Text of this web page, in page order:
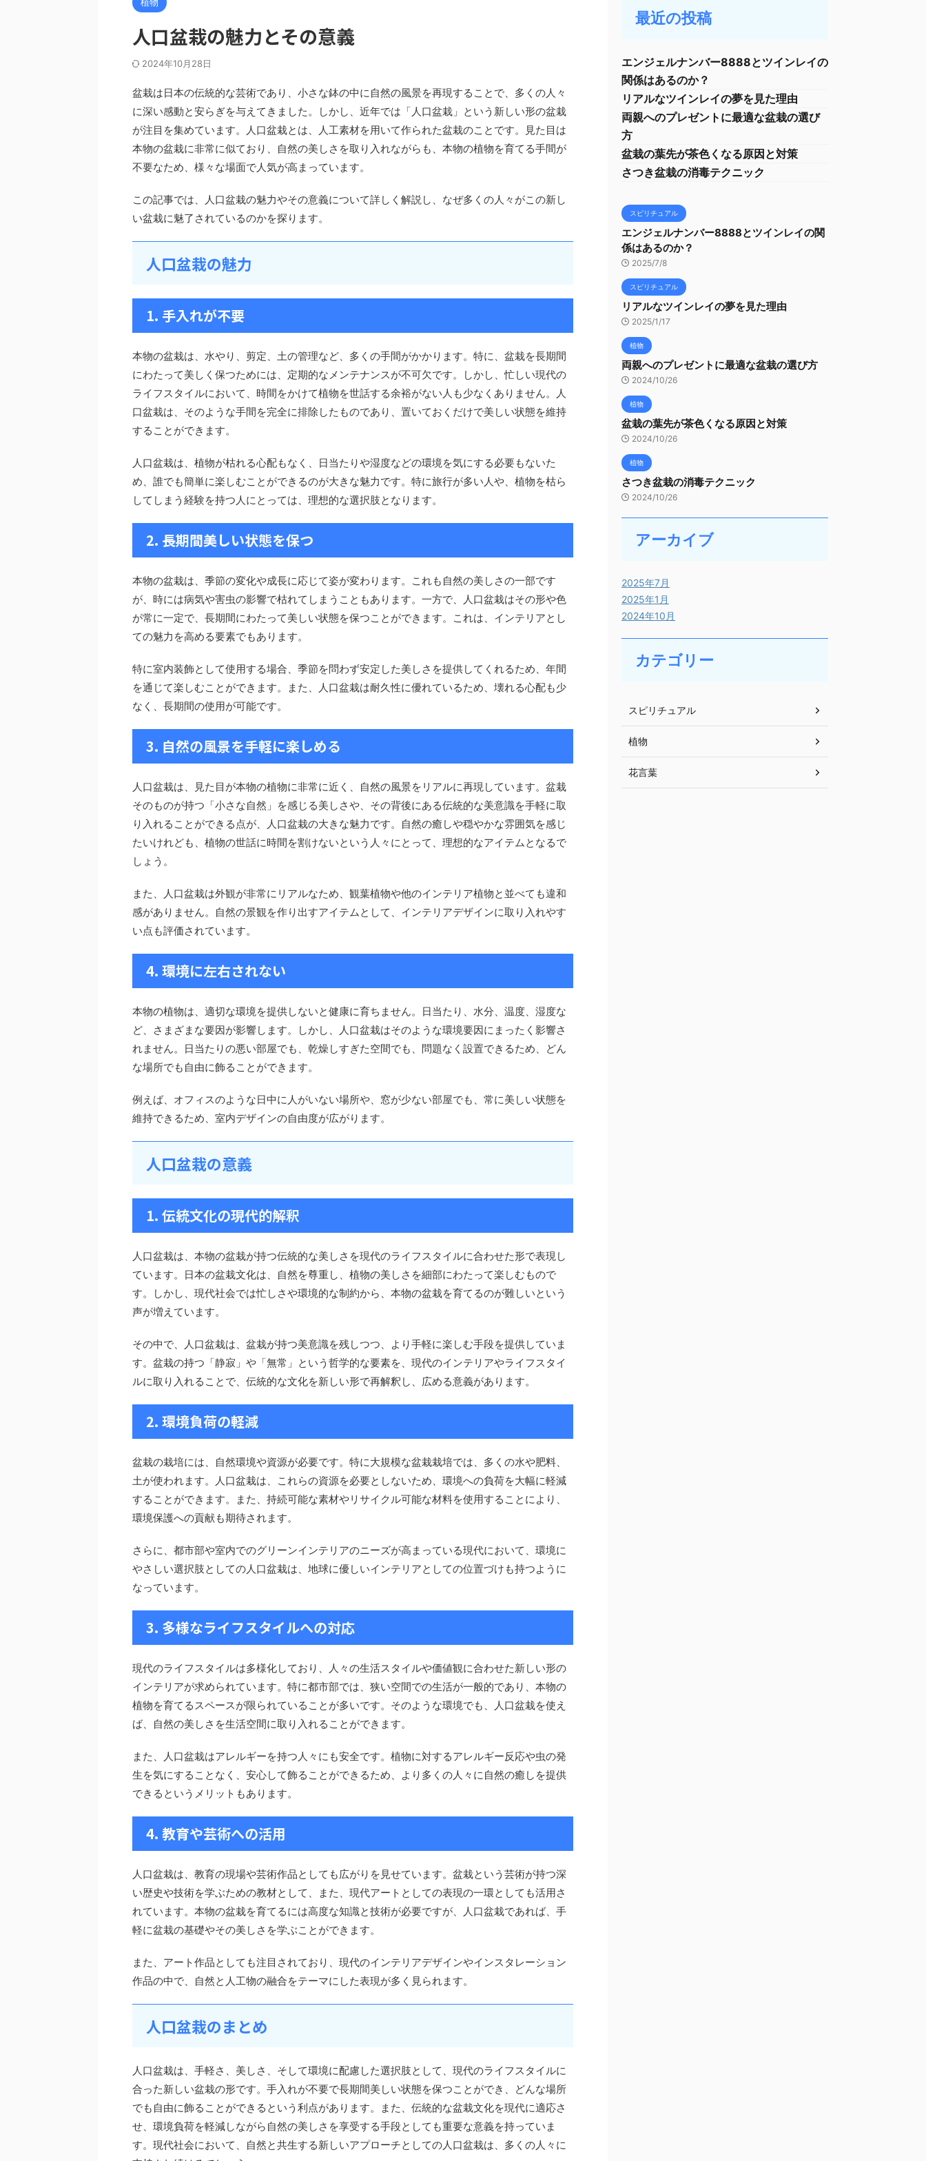
人口盆栽の魅力とその意義
2024年10月28日
盆栽は日本の伝統的な芸術であり、小さな鉢の中に自然の風景を再現することで、多くの人々
に深い感動と安らぎを与えてきました。しかし、近年では「人口盆栽」という新しい形の盆栽
が注目を集めています。人口盆栽とは、人工素材を用いて作られた盆栽のことです。見た目は
本物の盆栽に非常に似ており、自然の美しさを取り入れながらも、本物の植物を育てる手間が
不要なため、様々な場面で人気が高まっています。
この記事では、人口盆栽の魅力やその意義について詳しく解説し、なぜ多くの人々がこの新し
い盆栽に魅了されているのかを探ります。
人口盆栽の魅力
1. 手入れが不要
本物の盆栽は、水やり、剪定、土の管理など、多くの手間がかかります。特に、盆栽を長期間
にわたって美しく保つためには、定期的なメンテナンスが不可欠です。しかし、忙しい現代の
ライフスタイルにおいて、時間をかけて植物を世話する余裕がない人も少なくありません。人
口盆栽は、そのような手間を完全に排除したものであり、置いておくだけで美しい状態を維持
することができます。
人口盆栽は、植物が枯れる心配もなく、日当たりや湿度などの環境を気にする必要もないた
め、誰でも簡単に楽しむことができるのが大きな魅力です。特に旅行が多い人や、植物を枯ら
してしまう経験を持つ人にとっては、理想的な選択肢となります。
2. 長期間美しい状態を保つ
本物の盆栽は、季節の変化や成長に応じて姿が変わります。これも自然の美しさの一部です
が、時には病気や害虫の影響で枯れてしまうこともあります。一方で、人口盆栽はその形や色
が常に一定で、長期間にわたって美しい状態を保つことができます。これは、インテリアとし
ての魅力を高める要素でもあります。
特に室内装飾として使用する場合、季節を問わず安定した美しさを提供してくれるため、年間
を通じて楽しむことができます。また、人口盆栽は耐久性に優れているため、壊れる心配も少
なく、長期間の使用が可能です。
3. 自然の風景を手軽に楽しめる
人口盆栽は、見た目が本物の植物に非常に近く、自然の風景をリアルに再現しています。盆栽
そのものが持つ「小さな自然」を感じる美しさや、その背後にある伝統的な美意識を手軽に取
り入れることができる点が、人口盆栽の大きな魅力です。自然の癒しや穏やかな雰囲気を感じ
たいけれども、植物の世話に時間を割けないという人々にとって、理想的なアイテムとなるで
しょう。
また、人口盆栽は外観が非常にリアルなため、観葉植物や他のインテリア植物と並べても違和
感がありません。自然の景観を作り出すアイテムとして、インテリアデザインに取り入れやす
い点も評価されています。
4. 環境に左右されない
本物の植物は、適切な環境を提供しないと健康に育ちません。日当たり、水分、温度、湿度な
ど、さまざまな要因が影響します。しかし、人口盆栽はそのような環境要因にまったく影響さ
れません。日当たりの悪い部屋でも、乾燥しすぎた空間でも、問題なく設置できるため、どん
な場所でも自由に飾ることができます。
例えば、オフィスのような日中に人がいない場所や、窓が少ない部屋でも、常に美しい状態を
維持できるため、室内デザインの自由度が広がります。
人口盆栽の意義
1. 伝統文化の現代的解釈
人口盆栽は、本物の盆栽が持つ伝統的な美しさを現代のライフスタイルに合わせた形で表現し
ています。日本の盆栽文化は、自然を尊重し、植物の美しさを細部にわたって楽しむもので
す。しかし、現代社会では忙しさや環境的な制約から、本物の盆栽を育てるのが難しいという
声が増えています。
その中で、人口盆栽は、盆栽が持つ美意識を残しつつ、より手軽に楽しむ手段を提供していま
す。盆栽の持つ「静寂」や「無常」という哲学的な要素を、現代のインテリアやライフスタイ
ルに取り入れることで、伝統的な文化を新しい形で再解釈し、広める意義があります。
2. 環境負荷の軽減
盆栽の栽培には、自然環境や資源が必要です。特に大規模な盆栽栽培では、多くの水や肥料、
土が使われます。人口盆栽は、これらの資源を必要としないため、環境への負荷を大幅に軽減
することができます。また、持続可能な素材やリサイクル可能な材料を使用することにより、
環境保護への貢献も期待されます。
さらに、都市部や室内でのグリーンインテリアのニーズが高まっている現代において、環境に
やさしい選択肢としての人口盆栽は、地球に優しいインテリアとしての位置づけも持つように
なっています。
3. 多様なライフスタイルへの対応
現代のライフスタイルは多様化しており、人々の生活スタイルや価値観に合わせた新しい形の
インテリアが求められています。特に都市部では、狭い空間での生活が一般的であり、本物の
植物を育てるスペースが限られていることが多いです。そのような環境でも、人口盆栽を使え
ば、自然の美しさを生活空間に取り入れることができます。
また、人口盆栽はアレルギーを持つ人々にも安全です。植物に対するアレルギー反応や虫の発
生を気にすることなく、安心して飾ることができるため、より多くの人々に自然の癒しを提供
できるというメリットもあります。
4. 教育や芸術への活用
人口盆栽は、教育の現場や芸術作品としても広がりを見せています。盆栽という芸術が持つ深
い歴史や技術を学ぶための教材として、また、現代アートとしての表現の一環としても活用さ
れています。本物の盆栽を育てるには高度な知識と技術が必要ですが、人口盆栽であれば、手
軽に盆栽の基礎やその美しさを学ぶことができます。
また、アート作品としても注目されており、現代のインテリアデザインやインスタレーション
作品の中で、自然と人工物の融合をテーマにした表現が多く見られます。
人口盆栽のまとめ
人口盆栽は、手軽さ、美しさ、そして環境に配慮した選択肢として、現代のライフスタイルに
合った新しい盆栽の形です。手入れが不要で長期間美しい状態を保つことができ、どんな場所
でも自由に飾ることができるという利点があります。また、伝統的な盆栽文化を現代に適応さ
せ、環境負荷を軽減しながら自然の美しさを享受する手段としても重要な意義を持っていま
す。現代社会において、自然と共生する新しいアプローチとしての人口盆栽は、多くの人々に
最近の投稿
エンジェルナンバー8888とツインレイの
関係はあるのか？
リアルなツインレイの夢を見た理由
両親へのプレゼントに最適な盆栽の選び
方
盆栽の葉先が茶色くなる原因と対策
さつき盆栽の消毒テクニック
スピリチュアル
エンジェルナンバー8888とツインレイの関
係はあるのか？
2025/7/8
スピリチュアル
リアルなツインレイの夢を見た理由
2025/1/17
植物
両親へのプレゼントに最適な盆栽の選び方
2024/10/26
植物
盆栽の葉先が茶色くなる原因と対策
2024/10/26
植物
さつき盆栽の消毒テクニック
2024/10/26
アーカイブ
2025年7月
2025年1月
2024年10月
カテゴリー
スピリチュアル
植物
花言葉